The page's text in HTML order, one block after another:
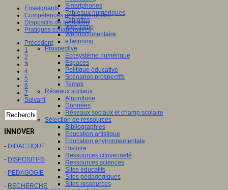
Smartphones
Tableaux numériques
Tablettes
Web radio
Webdocumentaire
eTwinning
Prospective
Ecosystème numérique
Espaces
Politique éducative
Scénarios prospectifs
Temps
Réseaux sociaux
Algorithme
Données
Réseaux sociaux et champ scolaire
Sélection de ressources
Bibliographies
Education artistique
Education environnementale
Histoire
Ressources citoyenneté
Ressources sciences
Sites éducatifs
Sites pédagogiques
Sites ressources
Enseignants
Compétences professionnelles
Dispositifs de formation
Pratiques collaboratives
Précédent
1
2
3
4
5
6
7
Suivant
INNOVER
- DIDACTIQUE
- DISPOSITIFS
- PEDAGOGIE
- RECHERCHE